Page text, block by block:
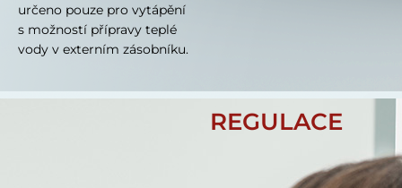
určeno pouze pro vytápění
s možností přípravy teplé
vody v externím zásobníku.
REGULACE